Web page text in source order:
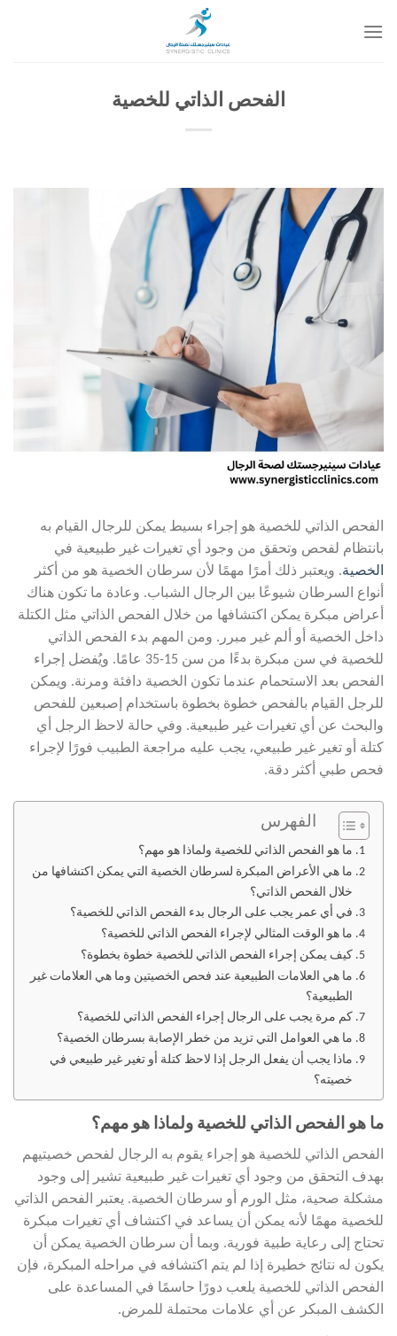
للمحتوى
الفحص الذاتي للخصية
الفحص الذاتي للخصية هو إجراء بسيط يمكن للرجال القيام به
بانتظام لفحص وتحقق من وجود أي تغيرات غير طبيعية في
الخصية. ويعتبر ذلك أمرًا مهمًا لأن سرطان الخصية هو من أكثر
أنواع السرطان شيوعًا بين الرجال الشباب. وعادة ما تكون هناك
أعراض مبكرة يمكن اكتشافها من خلال الفحص الذاتي مثل الكتلة
داخل الخصية أو ألم غير مبرر. ومن المهم بدء الفحص الذاتي
للخصية في سن مبكرة بدءًا من سن 15-35 عامًا. ويُفضل إجراء
الفحص بعد الاستحمام عندما تكون الخصية دافئة ومرنة. ويمكن
للرجل القيام بالفحص خطوة بخطوة باستخدام إصبعين للفحص
والبحث عن أي تغيرات غير طبيعية. وفي حالة لاحظ الرجل أي
كتلة أو تغير غير طبيعي، يجب عليه مراجعة الطبيب فورًا لإجراء
فحص طبي أكثر دقة.
الفهرس
ما هو الفحص الذاتي للخصية ولماذا هو مهم؟
ما هي الأعراض المبكرة لسرطان الخصية التي يمكن اكتشافها من
خلال الفحص الذاتي؟
في أي عمر يجب على الرجال بدء الفحص الذاتي للخصية؟
ما هو الوقت المثالي لإجراء الفحص الذاتي للخصية؟
كيف يمكن إجراء الفحص الذاتي للخصية خطوة بخطوة؟
ما هي العلامات الطبيعية عند فحص الخصيتين وما هي العلامات غير
الطبيعية؟
كم مرة يجب على الرجال إجراء الفحص الذاتي للخصية؟
ما هي العوامل التي تزيد من خطر الإصابة بسرطان الخصية؟
ماذا يجب أن يفعل الرجل إذا لاحظ كتلة أو تغير غير طبيعي في
خصيته؟
ما هو الفحص الذاتي للخصية ولماذا هو مهم؟
الفحص الذاتي للخصية هو إجراء يقوم به الرجال لفحص خصيتيهم
بهدف التحقق من وجود أي تغيرات غير طبيعية تشير إلى وجود
مشكلة صحية، مثل الورم أو سرطان الخصية. يعتبر الفحص الذاتي
للخصية مهمًا لأنه يمكن أن يساعد في اكتشاف أي تغيرات مبكرة
تحتاج إلى رعاية طبية فورية. وبما أن سرطان الخصية يمكن أن
يكون له نتائج خطيرة إذا لم يتم اكتشافه في مراحله المبكرة، فإن
الفحص الذاتي للخصية يلعب دورًا حاسمًا في المساعدة على
الكشف المبكر عن أي علامات محتملة للمرض.